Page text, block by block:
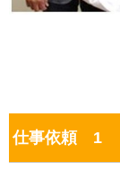
仕事依頼 1